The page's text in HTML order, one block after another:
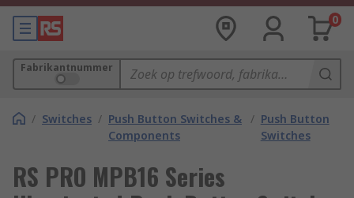
0
Fabrikantnummer
/ Switches / Push Button Switches &
Components
/ Push Button
Switches
RS PRO MPB16 Series